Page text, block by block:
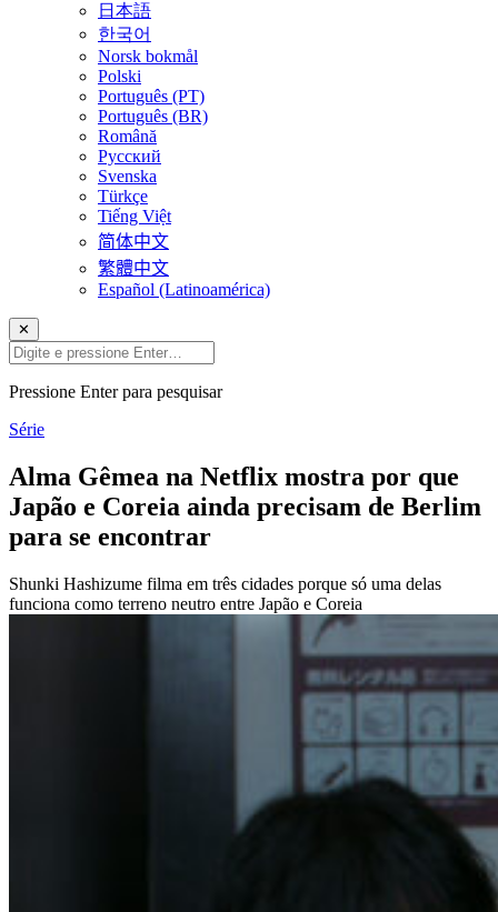
日本語
한국어
Norsk bokmål
Polski
Português (PT)
Português (BR)
Română
Русский
Svenska
Türkçe
Tiếng Việt
简体中文
繁體中文
Español (Latinoamérica)
✕
Pressione Enter para pesquisar
Série
Alma Gêmea na Netflix mostra por que
Japão e Coreia ainda precisam de Berlim
para se encontrar
Shunki Hashizume filma em três cidades porque só uma delas
funciona como terreno neutro entre Japão e Coreia